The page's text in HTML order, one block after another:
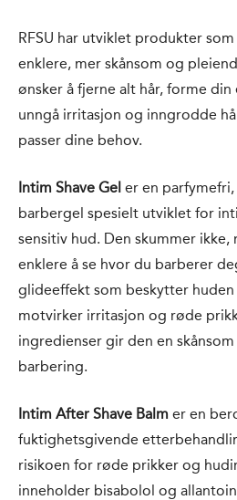
RFSU har utviklet produkter
enklere, mer skånsom og
ønsker å fjerne alt hår, forme
unngå irritasjon og inngrodde
passer dine behov.
Intim Shave Gel er en
barbergel spesielt utviklet for
sensitiv hud. Den skummer
enklere å se hvor du barberer
glideeffekt som beskytter
motvirker irritasjon og røde
ingredienser gir den en
barbering.
Intim After Shave Balm er en
fuktighetsgivende
risikoen for røde prikker og
inneholder bisabolol og